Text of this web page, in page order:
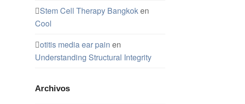
Stem Cell Therapy Bangkoken
Cool
otitis media ear pain en
Understanding Structural Integrity
Archivos